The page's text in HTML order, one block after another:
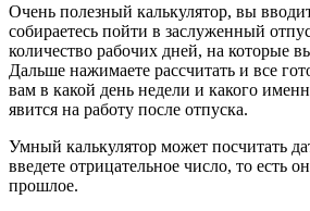
Очень полезный калькулятор, вы
собираетесь пойти в заслуженный
количество рабочих дней, на которые
Дальше нажимаете рассчитать и все
вам в какой день недели и какого
явится на работу после отпуска.
Умный калькулятор может посчитать
введете отрицательное число, то есть
прошлое.